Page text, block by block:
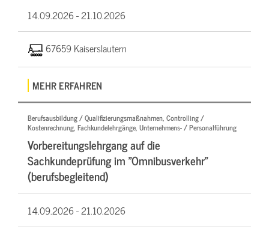
14.09.2026 -21.10.2026
67659 Kaiserslautern
MEHR ERFAHREN
Berufsausbildung / Qualifizierungsmaßnahmen, Controlling /
Kostenrechnung, Fachkundelehrgänge, Unternehmens- / Personalführung
Vorbereitungslehrgang auf die
Sachkundeprüfung im "Omnibusverkehr"
(berufsbegleitend)
14.09.2026 -21.10.2026